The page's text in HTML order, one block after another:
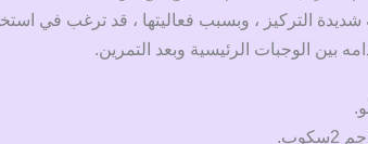
التركيز ، وبسبب فعاليتها ، قد ترغب في استخدام حصة
بين الوجبات الرئيسية وبعد التمرين.